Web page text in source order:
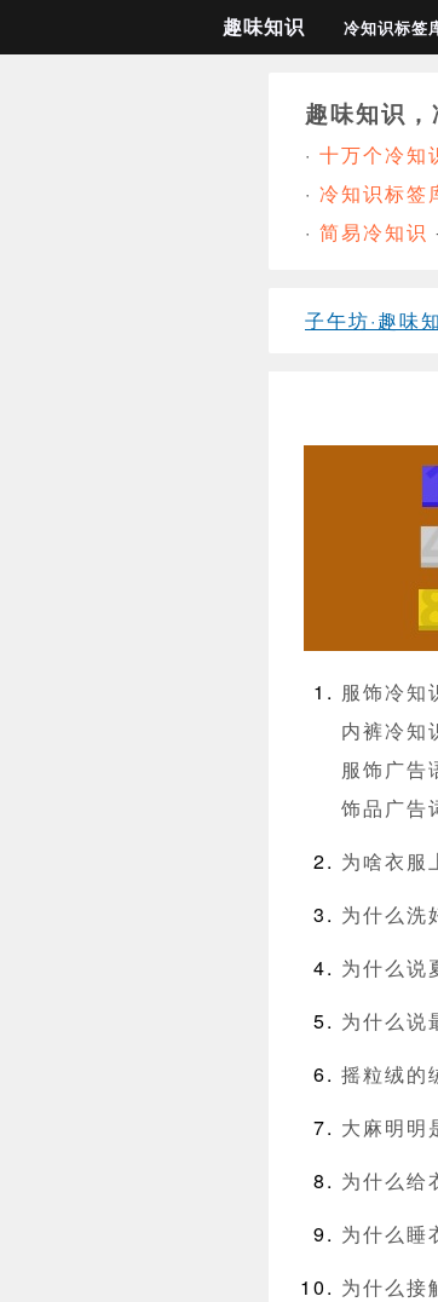
趣味知识 冷知识标签
趣味知识，
· 十万个冷知
· 冷知识标签
· 简易冷知识
子午坊·趣味
服饰冷知
内裤冷知
服饰广告
饰品广告
为啥衣服
为什么洗
为什么说
为什么说
摇粒绒的
大麻明明
为什么给
为什么睡
为什么接